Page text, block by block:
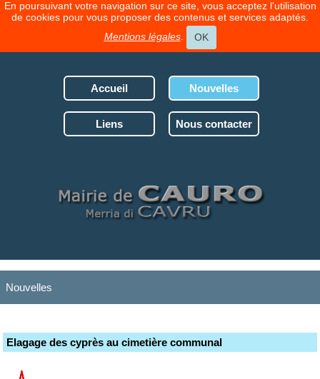
En poursuivant votre navigation sur ce site, vous acceptez l'utilisation
de cookies pour vous proposer des contenus et services adaptés.
Mentions légales. OK
Accueil Nouvelles
Liens Nous contacter
Nouvelles
Elagage des cyprès au cimetière communal